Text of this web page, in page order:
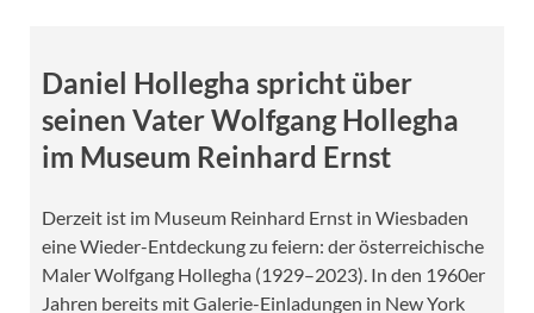
Daniel Hollegha spricht über
seinen Vater Wolfgang Hollegha
im Museum Reinhard Ernst
Derzeit ist im Museum Reinhard Ernst in Wiesbaden
eine Wieder-Entdeckung zu feiern: der österreichische
Maler Wolfgang Hollegha (1929–2023). In den 1960er
Jahren bereits mit Galerie-Einladungen in New York